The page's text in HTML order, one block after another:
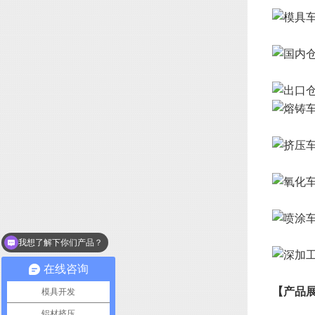
【产品
在线咨询
模具开发
我想了解下你们产品？